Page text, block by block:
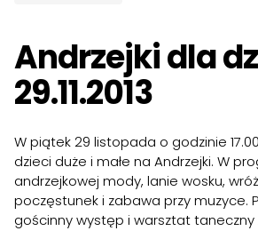
Andrzejki dla
29.11.2013
W piątek 29 listopada o godzinie
dzieci duże i małe na Andrzejki. W
andrzejkowej mody, lanie wosku,
poczęstunek i zabawa przy muzyce.
gościnny występ i warsztat taneczny